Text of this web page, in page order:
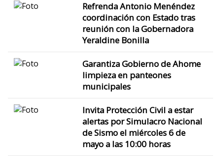
Refrenda Antonio Menéndez
coordinación con Estado tras
reunión con la Gobernadora
Yeraldine Bonilla
Garantiza Gobierno de Ahome
limpieza en panteones
municipales
Invita Protección Civil a estar
alertas por Simulacro Nacional
de Sismo el miércoles 6 de
mayo a las 10:00 horas